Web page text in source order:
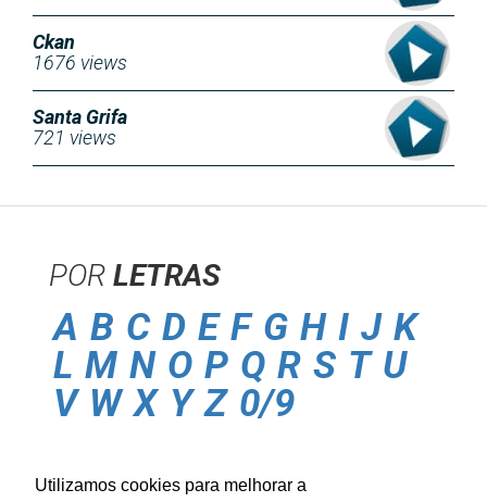
Utilizamos cookies para melhorar a
Ckan
1676 views
Santa Grifa
721 views
POR LETRAS
A B C D E F G H I J K
L M N O P Q R S T U
V W X Y Z 0/9
POLITICA DEPRIVACIDADE